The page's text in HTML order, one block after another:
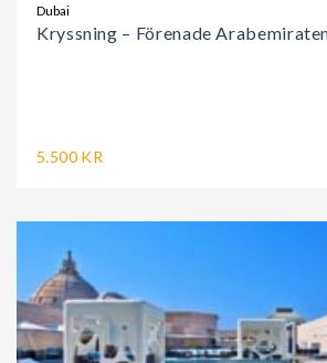
Dubai
Kryssning – Förenade
5.500 KR